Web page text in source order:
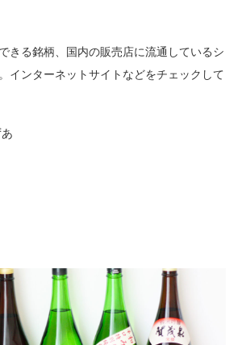
きる銘柄、国内の販売店に流通しているシ
インターネットサイトなどをチェックして